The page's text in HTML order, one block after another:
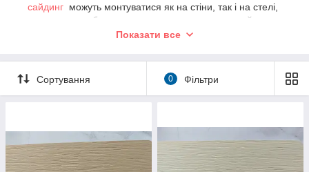
сайдинг можуть монтуватися як на стіни, так і на стелі,
вертикально або горизонтально, що дає широкий
спектр можливостей для облаштування, незалежно від
Показати все
Сортування 0 Фільтри